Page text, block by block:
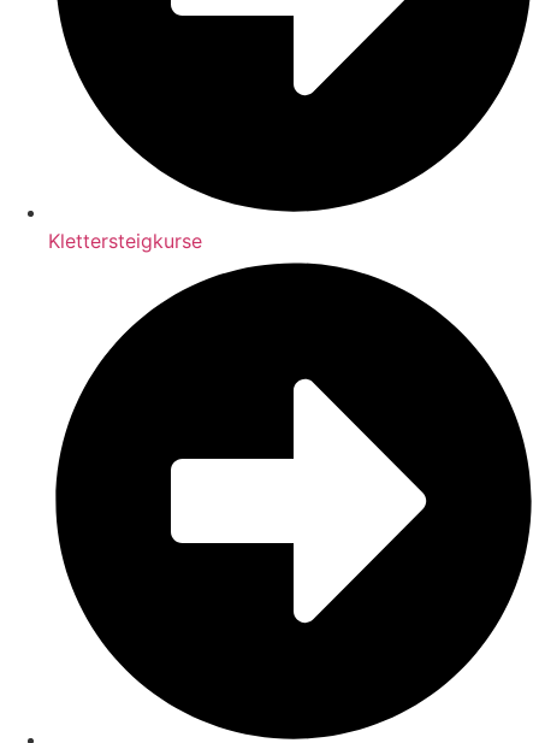
Klettersteigkurse